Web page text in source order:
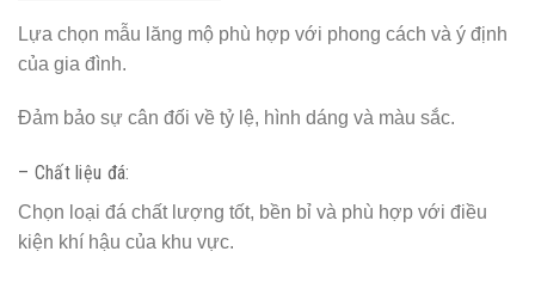
Lựa chọn mẫu lăng mộ phù hợp với phong cách và ý định
của gia đình.
Đảm bảo sự cân đối về tỷ lệ, hình dáng và màu sắc.
– Chất liệu đá:
Chọn loại đá chất lượng tốt, bền bỉ và phù hợp với điều
kiện khí hậu của khu vực.